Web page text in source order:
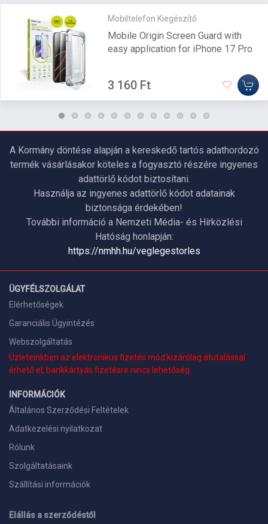
Mobiltelefon Kiegészítő
Mobile Origin Screen Guard with
easy application for iPhone 17 Pro
3 160 Ft
A Kormány döntése alapján a kereskedő tartós adathordozó
termék vásárlásakor köteles a fogyasztó részére ingyenes
adattörlő kódot biztosítani.
Használja az ingyenes adattörlő kódot adatainak
biztonsága érdekében!
További információ a Nemzeti Média- és Hírközlési
Hatóság honlapján:
https://nmhh.hu/veglegestorles
ÜGYFÉLSZOLGÁLAT
Elérhetőségek
Garanciális Ügyintézés
Webszolgáltatás
Üzleteinkben az elektronikus fizetés mód kizárólag átutalással
érhető el, bankkártyás fizetésre nincs lehetőség.
INFORMÁCIÓK
Általános Szerződési Feltételek
Adatkezelési nyilatkozat
Rólunk
Szolgáltatásaink
Szállítási információk
Elállás a szerződéstől